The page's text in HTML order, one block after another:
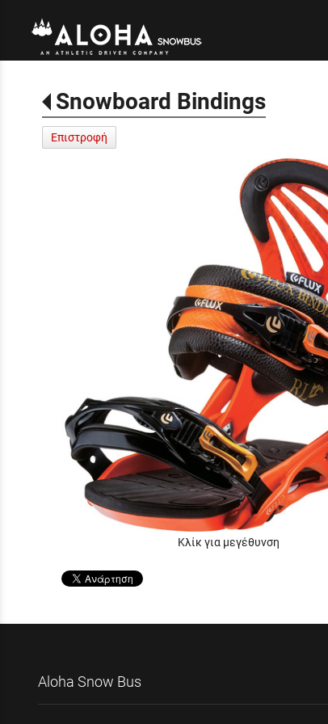
Snowboard Bindings
Επιστροφή
Κλίκ για μεγέθυνση
Aloha Snow Bus